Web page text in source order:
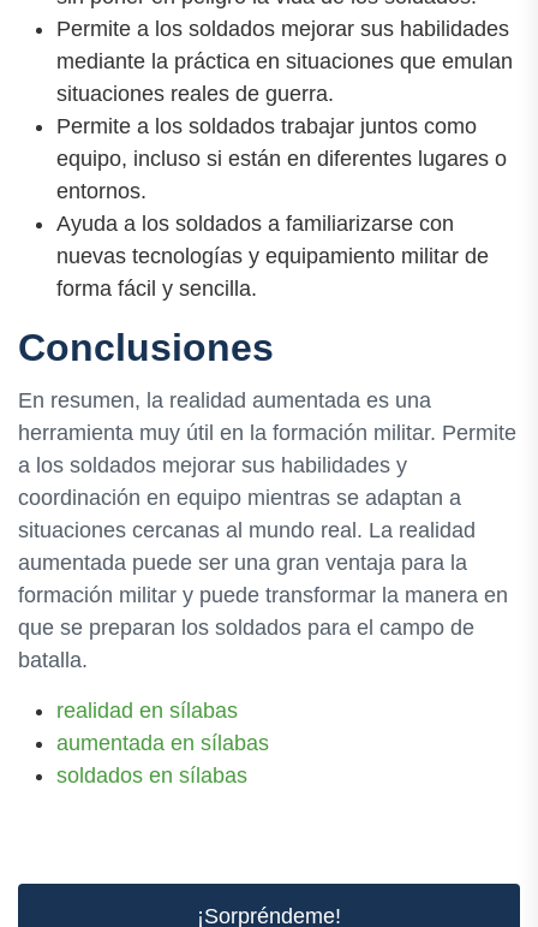
Permite a los soldados mejorar sus habilidades
mediante la práctica en situaciones que emulan
situaciones reales de guerra.
Permite a los soldados trabajar juntos como
equipo, incluso si están en diferentes lugares o
entornos.
Ayuda a los soldados a familiarizarse con
nuevas tecnologías y equipamiento militar de
forma fácil y sencilla.
Conclusiones
En resumen, la realidad aumentada es una
herramienta muy útil en la formación militar. Permite
a los soldados mejorar sus habilidades y
coordinación en equipo mientras se adaptan a
situaciones cercanas al mundo real. La realidad
aumentada puede ser una gran ventaja para la
formación militar y puede transformar la manera en
que se preparan los soldados para el campo de
batalla.
realidad en sílabas
aumentada en sílabas
soldados en sílabas
¡Sorpréndeme!